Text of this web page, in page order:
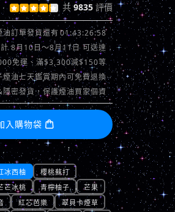
     共9835 評價
查看評價 >>
油訂單發貨還有01:43:24:57
8月10日～8月11日 可送達
免運、滿$3,300減$150等
煙油七天鑑賞期內可免費退換
密發貨，保護煙油買家個資
入購物袋 
冰西柚
櫻桃蘇打
芒冰桃 青檸柚子
芒果
紅芯芭樂
翠貝卡煙草